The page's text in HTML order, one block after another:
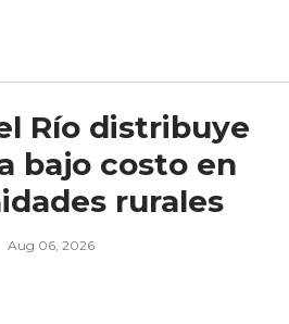
Río distribuye
bajo costo en
rurales
Aug 06, 2026